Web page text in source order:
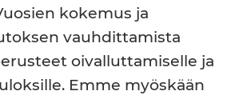
kokemus ja
vauhdittamista
oivalluttamiselle ja
Emme myöskään